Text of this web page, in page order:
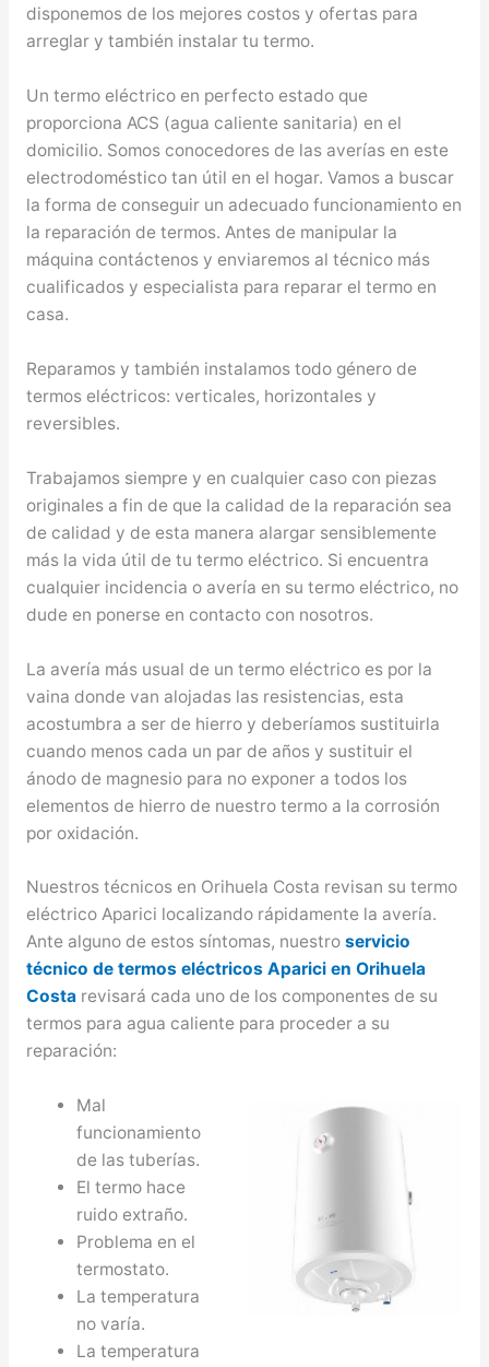
disponemos de los mejores costos y ofertas para
arreglar y también instalar tu termo.
Un termo eléctrico en perfecto estado que
proporciona ACS (agua caliente sanitaria) en el
domicilio. Somos conocedores de las averías en este
electrodoméstico tan útil en el hogar. Vamos a buscar
la forma de conseguir un adecuado funcionamiento en
la reparación de termos. Antes de manipular la
máquina contáctenos y enviaremos al técnico más
cualificados y especialista para reparar el termo en
casa.
Reparamos y también instalamos todo género de
termos eléctricos: verticales, horizontales y
reversibles.
Trabajamos siempre y en cualquier caso con piezas
originales a fin de que la calidad de la reparación sea
de calidad y de esta manera alargar sensiblemente
más la vida útil de tu termo eléctrico. Si encuentra
cualquier incidencia o avería en su termo eléctrico, no
dude en ponerse en contacto con nosotros.
La avería más usual de un termo eléctrico es por la
vaina donde van alojadas las resistencias, esta
acostumbra a ser de hierro y deberíamos sustituirla
cuando menos cada un par de años y sustituir el
ánodo de magnesio para no exponer a todos los
elementos de hierro de nuestro termo a la corrosión
por oxidación.
Nuestros técnicos en Orihuela Costa revisan su termo
eléctrico Aparici localizando rápidamente la avería.
Ante alguno de estos síntomas, nuestro servicio
técnico de termos eléctricos Aparici en Orihuela
Costarevisará cada uno de los componentes de su
termos para agua caliente para proceder a su
reparación:
Mal
funcionamiento
de las tuberías.
El termo hace
ruido extraño.
Problema en el
termostato.
La temperatura
no varía.
La temperatura